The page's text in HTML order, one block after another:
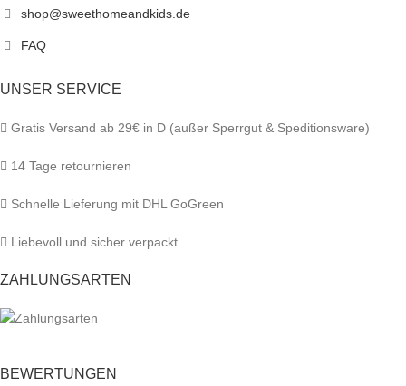
shop@sweethomeandkids.de
FAQ
UNSER SERVICE
Gratis Versand ab 29€ in D (außer Sperrgut & Speditionsware)
14 Tage retournieren
Schnelle Lieferung mit DHL GoGreen
Liebevoll und sicher verpackt
ZAHLUNGSARTEN
BEWERTUNGEN